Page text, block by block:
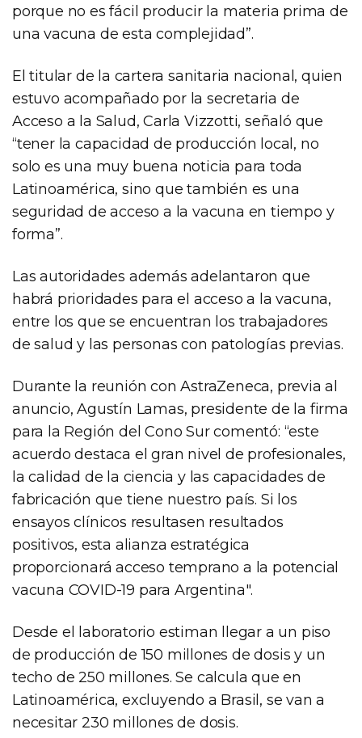
porque no es fácil producir la materia prima de
una vacuna de esta complejidad”.
El titular de la cartera sanitaria nacional, quien
estuvo acompañado por la secretaria de
Acceso a la Salud, Carla Vizzotti, señaló que
“tener la capacidad de producción local, no
solo es una muy buena noticia para toda
Latinoamérica, sino que también es una
seguridad de acceso a la vacuna en tiempo y
forma”.
Las autoridades además adelantaron que
habrá prioridades para el acceso a la vacuna,
entre los que se encuentran los trabajadores
de salud y las personas con patologías previas.
Durante la reunión con AstraZeneca, previa al
anuncio, Agustín Lamas, presidente de la firma
para la Región del Cono Sur comentó: “este
acuerdo destaca el gran nivel de profesionales,
la calidad de la ciencia y las capacidades de
fabricación que tiene nuestro país. Si los
ensayos clínicos resultasen resultados
positivos, esta alianza estratégica
proporcionará acceso temprano a la potencial
vacuna COVID-19 para Argentina".
Desde el laboratorio estiman llegar a un piso
de producción de 150 millones de dosis y un
techo de 250 millones. Se calcula que en
Latinoamérica, excluyendo a Brasil, se van a
necesitar 230 millones de dosis.